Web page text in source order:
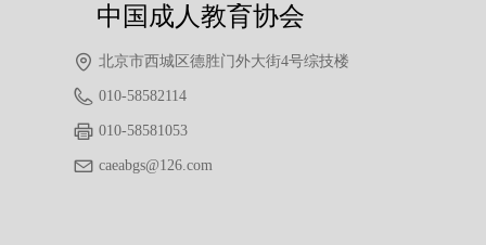
北京市西城区德胜门外大街4号综技楼
010-58582114
010-58581053
caeabgs@126.com
中国成人教育协会